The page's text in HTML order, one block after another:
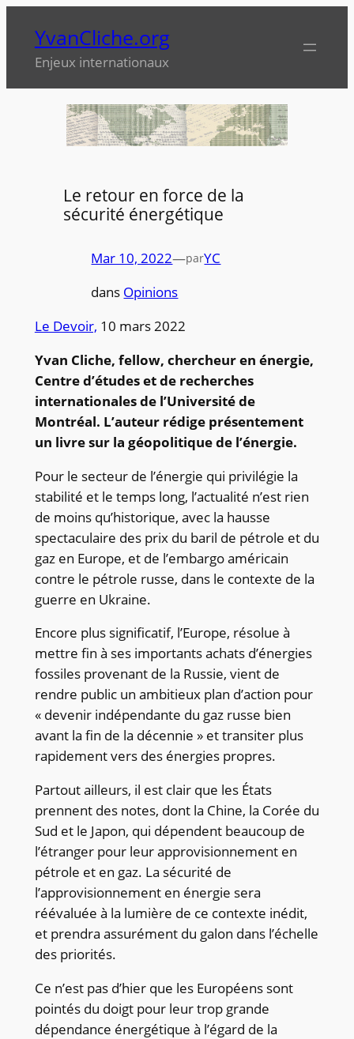
contenu
YvanCliche.org
Enjeux internationaux
Le retour en force de la
sécurité énergétique
Mar 10, 2022—parYC
dans Opinions
Le Devoir, 10 mars 2022
Yvan Cliche, fellow, chercheur en énergie,
Centre d’études et de recherches
internationales de l’Université de
Montréal. L’auteur rédige présentement
un livre sur la géopolitique de l’énergie.
Pour le secteur de l’énergie qui privilégie la
stabilité et le temps long, l’actualité n’est rien
de moins qu’historique, avec la hausse
spectaculaire des prix du baril de pétrole et du
gaz en Europe, et de l’embargo américain
contre le pétrole russe, dans le contexte de la
guerre en Ukraine.
Encore plus significatif, l’Europe, résolue à
mettre fin à ses importants achats d’énergies
fossiles provenant de la Russie, vient de
rendre public un ambitieux plan d’action pour
« devenir indépendante du gaz russe bien
avant la fin de la décennie » et transiter plus
rapidement vers des énergies propres.
Partout ailleurs, il est clair que les États
prennent des notes, dont la Chine, la Corée du
Sud et le Japon, qui dépendent beaucoup de
l’étranger pour leur approvisionnement en
pétrole et en gaz. La sécurité de
l’approvisionnement en énergie sera
réévaluée à la lumière de ce contexte inédit,
et prendra assurément du galon dans l’échelle
des priorités.
Ce n’est pas d’hier que les Européens sont
pointés du doigt pour leur trop grande
dépendance énergétique à l’égard de la